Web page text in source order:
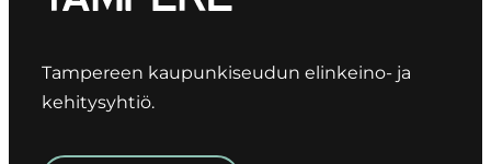
Tampereen kaupunkiseudun elinkeino- ja
kehitysyhtiö.